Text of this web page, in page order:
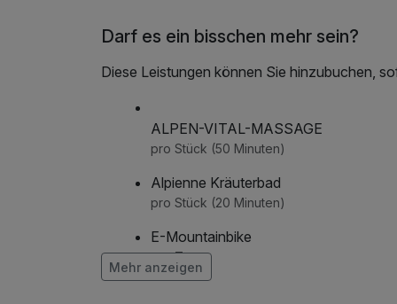
Darf es ein bisschen mehr sein?
Diese Leistungen können Sie hinzubuchen,
ALPEN-VITAL-MASSAGE
pro Stück (50 Minuten)
Alpienne Kräuterbad
pro Stück (20 Minuten)
E-Mountainbike
pro Tag
Mehr anzeigen